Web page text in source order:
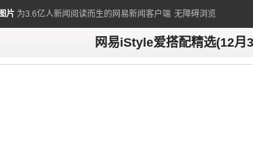
片 为3.6亿人新闻阅读而生的网易新闻客户端 无障碍浏览
网易iStyle爱搭配精选(12月